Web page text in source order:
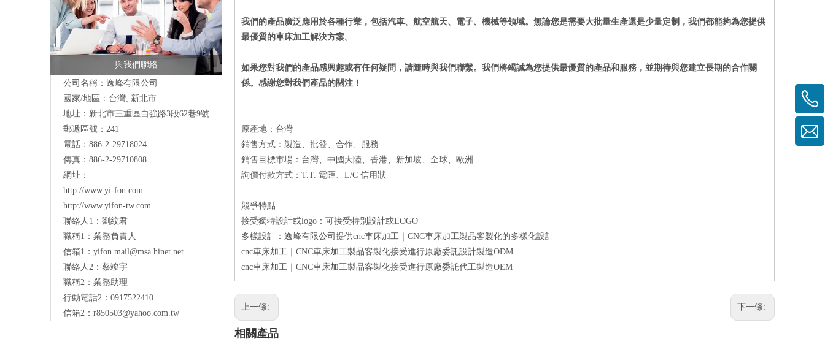
與我們聯絡
公司名稱：逸峰有限公司
國家/地區：台灣, 新北市
地址：新北市三重區自強路3段62巷9號
郵遞區號：241
電話：886-2-29718024
傳真：886-2-29710808
網址：
http://www.yi-fon.com
http://www.yifon-tw.com
聯絡人1：劉紋君
職稱1：業務負責人
信箱1： yifon.mail@msa.hinet.net
聯絡人2：蔡竣宇
職稱2：業務助理
行動電話2：0917522410
信箱2： r850503@yahoo.com.tw
我們的產品廣泛應用於各種行業，包括汽車、航空航天、電子、機械等領域。無論您是需要大批量生產還是少量定制，我們都能夠為您提供
最優質的車床加工解決方案。
如果您對我們的產品感興趣或有任何疑問，請隨時與我們聯繫。我們將竭誠為您提供最優質的產品和服務，並期待與您建立長期的合作關
係。感謝您對我們產品的關注！
原產地：台灣
銷售方式：製造、批發、合作、服務
銷售目標市場：台灣、中國大陸、香港、新加坡、全球、歐洲
詢價付款方式：T.T. 電匯、L/C 信用狀
競爭特點
接受獨特設計或logo：可接受特別設計或LOGO
多樣設計：逸峰有限公司提供cnc車床加工｜CNC車床加工製品客製化的多樣化設計
cnc車床加工｜CNC車床加工製品客製化接受進行原廠委託設計製造ODM
cnc車床加工｜CNC車床加工製品客製化接受進行原廠委託代工製造OEM
上一條: 下一條:
相關產品